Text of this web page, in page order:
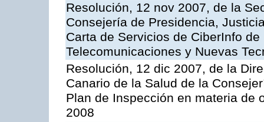
Resolución, 12 nov 2007, de la
Consejería de Presidencia,
Carta de Servicios de CiberInfo
Telecomunicaciones y Nuevas
Resolución, 12 dic 2007, de la
Canario de la Salud de la
Plan de Inspección en materia de
2008